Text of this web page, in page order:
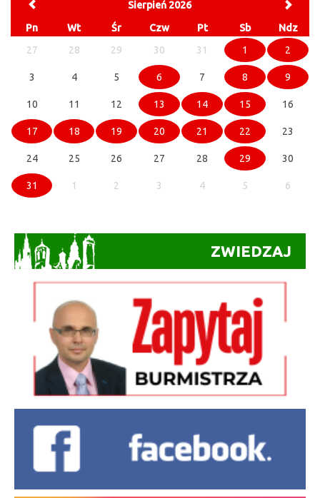
Sierpień 2026
Pn
Wt Śr Czw Pt Sb
Ndz
27
28 29 30 31 1 2
3 4 5 6 7 8 9
10 11 12 13 14 15 16
17 18 19 20 21 22 23
24 25 26 27 28 29 30
31 1 2 3 4 5 6
ZWIEDZAJ